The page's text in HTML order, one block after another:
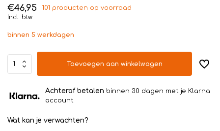
€46,95
101 producten op voorraad
Incl. btw
binnen 5 werkdagen
Toevoegen aan winkelwagen
Achteraf betalen binnen 30 dagen met je Klarna
account
Wat kan je verwachten?